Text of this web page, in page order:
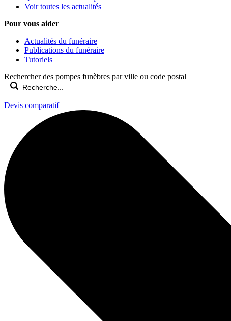
Voir toutes les actualités
Pour vous aider
Actualités du funéraire
Publications du funéraire
Tutoriels
Rechercher des pompes funèbres par ville ou code postal
Devis comparatif